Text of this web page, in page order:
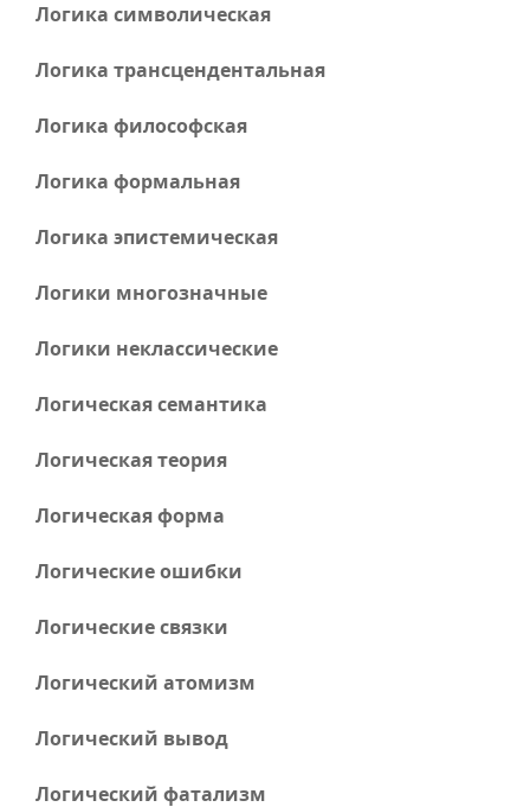
Логика символическая
Логика трансцендентальная
Логика философская
Логика формальная
Логика эпистемическая
Логики многозначные
Логики неклассические
Логическая семантика
Логическая теория
Логическая форма
Логические ошибки
Логические связки
Логический атомизм
Логический вывод
Логический фатализм